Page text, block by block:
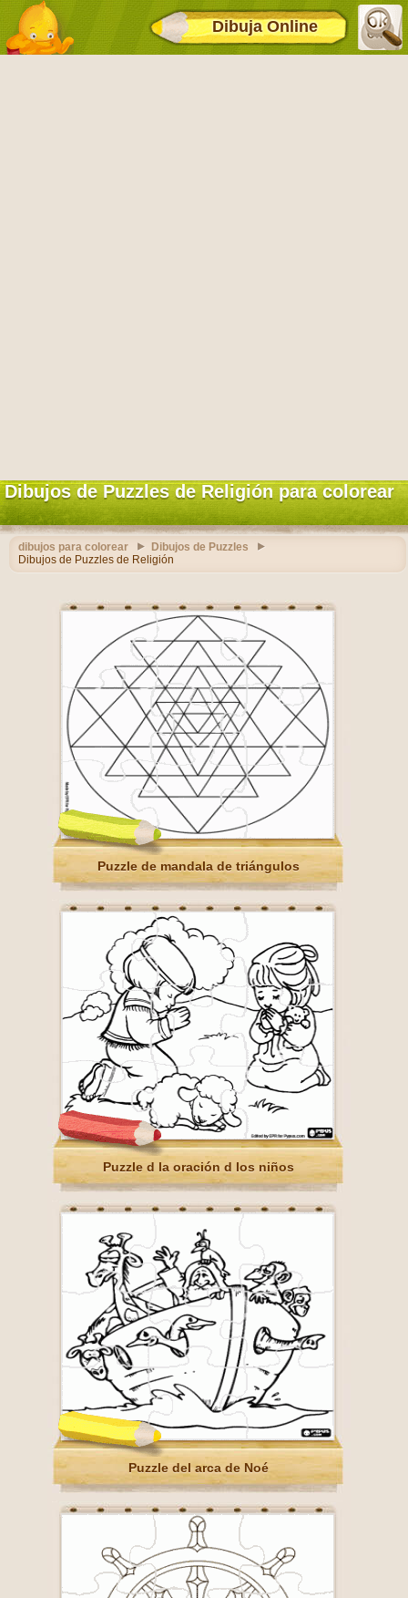
Dibuja Online
Dibujos de Puzzles de Religión para colorear
dibujos para colorear
Dibujos de Puzzles
Dibujos de Puzzles de Religión
Puzzle de mandala de triángulos
Puzzle d la oración d los niños
Puzzle del arca de Noé